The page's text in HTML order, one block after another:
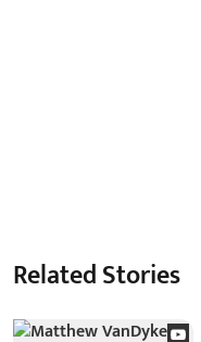
Related Stories